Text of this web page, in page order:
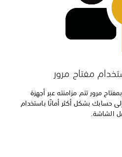
مفتاح مرور
مرور تتم مزامنته عبر أجهزة
حسابك بشكل أكثر أمانًا باستخدام